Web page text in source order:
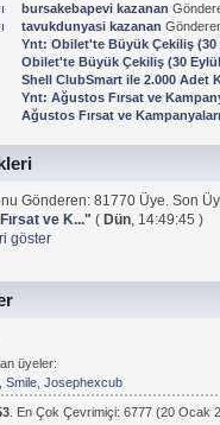
bursakebapevi kazanan
tavukdunyasi kazanan
Ynt: Obilet'te Büyük Çekiliş (30
Obilet'te Büyük Çekiliş (30
Shell ClubSmart ile 2.000 Adet
Ynt: Ağustos Fırsat ve
Ağustos Fırsat ve Kampanyaları
Gönderen: 81770 Üye. Son
ve K..." (Dün , 14:49:45 )
göster
üyeler:
,Smile ,Josephexcub
. En Çok Çevrimiçi: 6777 (20 Ocak